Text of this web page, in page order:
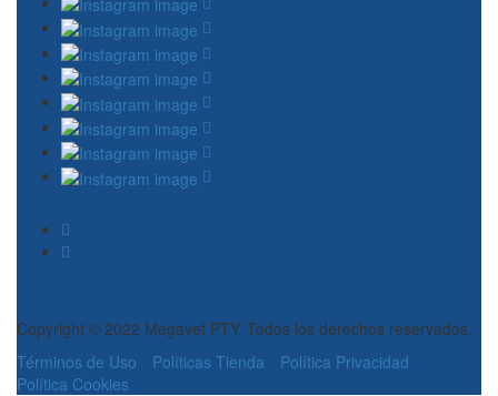
Copyright © 2022 Megavet PTY. Todos los derechos reservados.
Términos de Uso
Políticas Tienda
Política Privacidad
Política Cookies